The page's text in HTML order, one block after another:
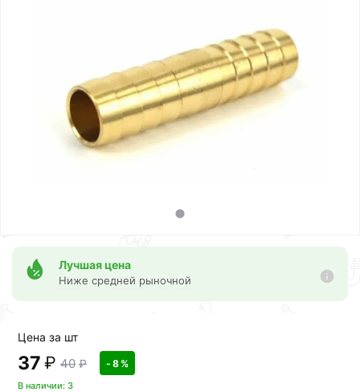
Лучшая цена
Ниже средней рыночной
Цена за шт
37 ₽ 40 ₽ - 8 %
В наличии: 3